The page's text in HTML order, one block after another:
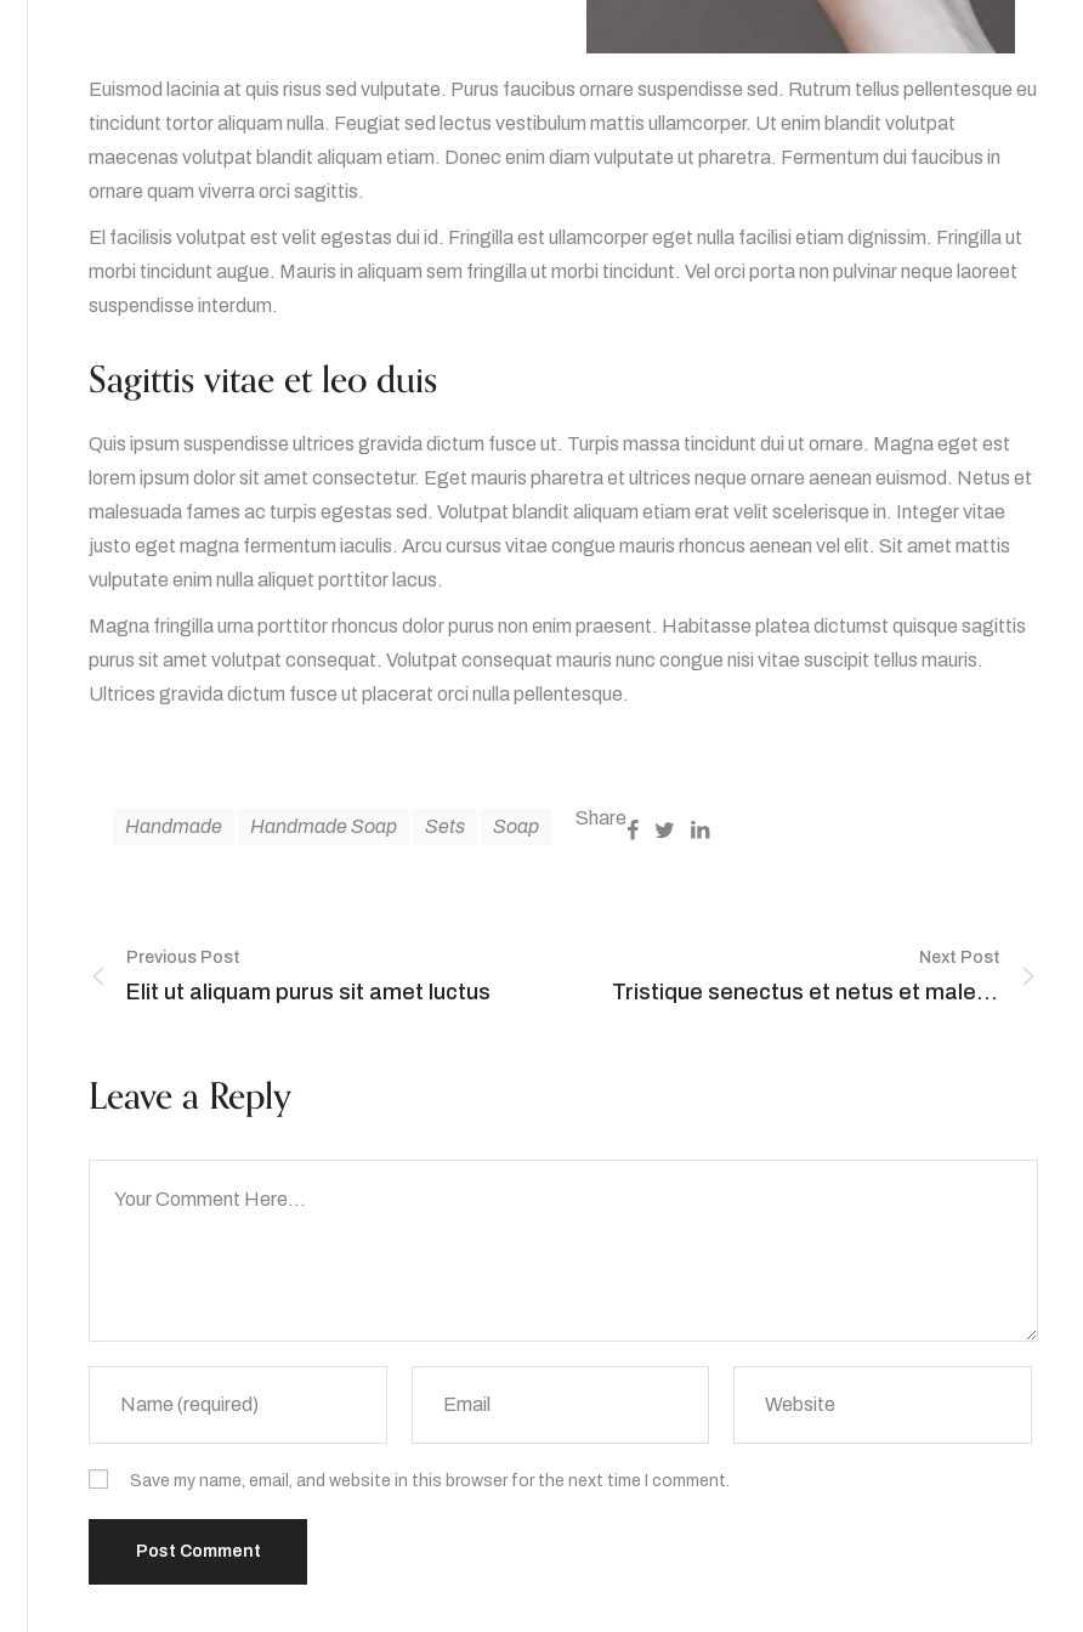
Euismod lacinia at quis risus sed vulputate. Purus faucibus ornare suspendisse sed. Rutrum tellus pellentesque eu
tincidunt tortor aliquam nulla. Feugiat sed lectus vestibulum mattis ullamcorper. Ut enim blandit volutpat
maecenas volutpat blandit aliquam etiam. Donec enim diam vulputate ut pharetra. Fermentum dui faucibus in
ornare quam viverra orci sagittis.
El facilisis volutpat est velit egestas dui id. Fringilla est ullamcorper eget nulla facilisi etiam dignissim. Fringilla ut
morbi tincidunt augue. Mauris in aliquam sem fringilla ut morbi tincidunt. Vel orci porta non pulvinar neque laoreet
suspendisse interdum.
Sagittis vitae et leo duis
Quis ipsum suspendisse ultrices gravida dictum fusce ut. Turpis massa tincidunt dui ut ornare. Magna eget est
lorem ipsum dolor sit amet consectetur. Eget mauris pharetra et ultrices neque ornare aenean euismod. Netus et
malesuada fames ac turpis egestas sed. Volutpat blandit aliquam etiam erat velit scelerisque in. Integer vitae
justo eget magna fermentum iaculis. Arcu cursus vitae congue mauris rhoncus aenean vel elit. Sit amet mattis
vulputate enim nulla aliquet porttitor lacus.
Magna fringilla urna porttitor rhoncus dolor purus non enim praesent. Habitasse platea dictumst quisque sagittis
purus sit amet volutpat consequat. Volutpat consequat mauris nunc congue nisi vitae suscipit tellus mauris.
Ultrices gravida dictum fusce ut placerat orci nulla pellentesque.
Handmade Handmade Soap Sets Soap Share
Previous Post
Elit ut aliquam purus sit amet luctus
Next Post
Tristique senectus et netus et malesuada.
Leave a Reply
Save my name, email, and website in this browser for the next time I comment.